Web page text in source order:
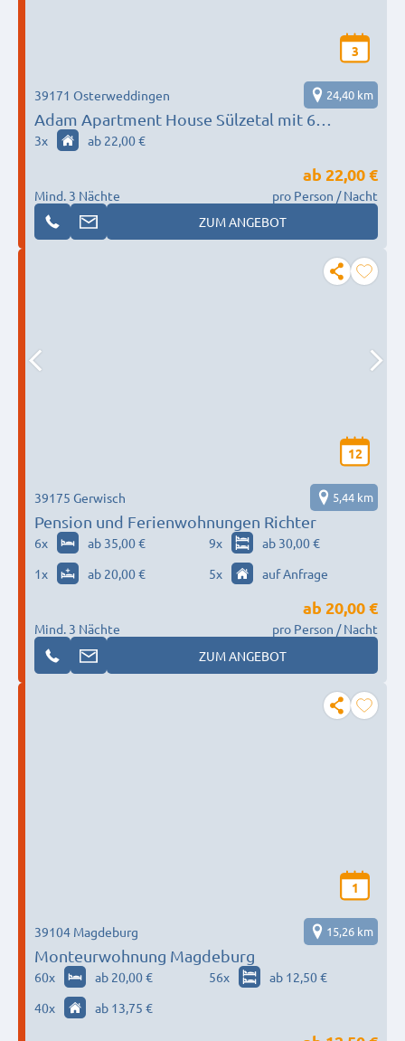
3
Adam Apartment House Sülzetal mit 6
Wohnungen
39171 Osterweddingen 24,40 km
3x ab 22,00 €
Mind. 3 Nächte
ab 22,00 €
pro Person / Nacht
ZUM ANGEBOT
12
Pension und Ferienwohnungen Richter
39175 Gerwisch 5,44 km
6x ab 35,00 € 9x
ab 30,00 €
1x ab 20,00 € 5x auf Anfrage
Mind. 3 Nächte
ab 20,00 €
pro Person / Nacht
ZUM ANGEBOT
1
Monteurwohnung Magdeburg
39104 Magdeburg 15,26 km
60x ab 20,00 € 56x
ab 12,50 €
40x ab 13,75 €